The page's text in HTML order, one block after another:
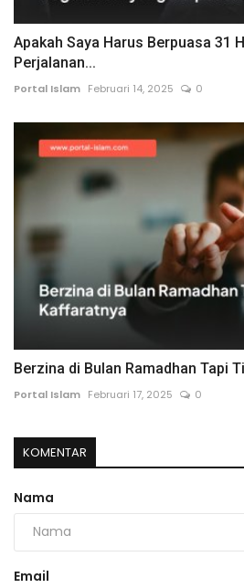
Apakah Saya Harus Berpuasa 31
Perjalanan...
Portal Islam Februari 14, 2025 0
Berzina di Bulan Ramadhan Tapi
Portal Islam Februari 17, 2025 0
KOMENTAR
Nama
Email